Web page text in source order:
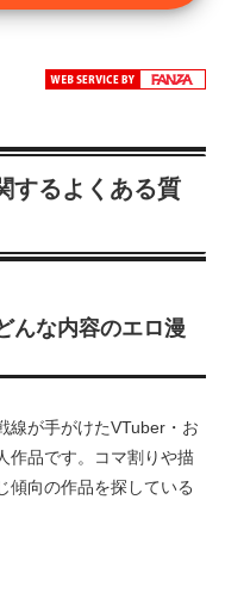
するよくある質
んな内容のエロ漫
線が手がけたVTuber・お
作品です。コマ割りや描
傾向の作品を探している